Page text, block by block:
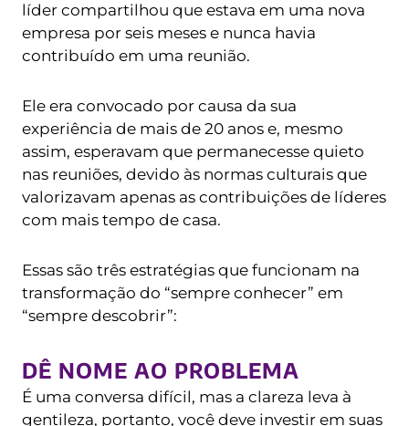
líder compartilhou que estava em uma nova
empresa por seis meses e nunca havia
contribuído em uma reunião.
Ele era convocado por causa da sua
experiência de mais de 20 anos e, mesmo
assim, esperavam que permanecesse quieto
nas reuniões, devido às normas culturais que
valorizavam apenas as contribuições de líderes
com mais tempo de casa.
Essas são três estratégias que funcionam na
transformação do “sempre conhecer” em
“sempre descobrir”:
DÊ NOME AO PROBLEMA
É uma conversa difícil, mas a clareza leva à
gentileza, portanto, você deve investir em suas